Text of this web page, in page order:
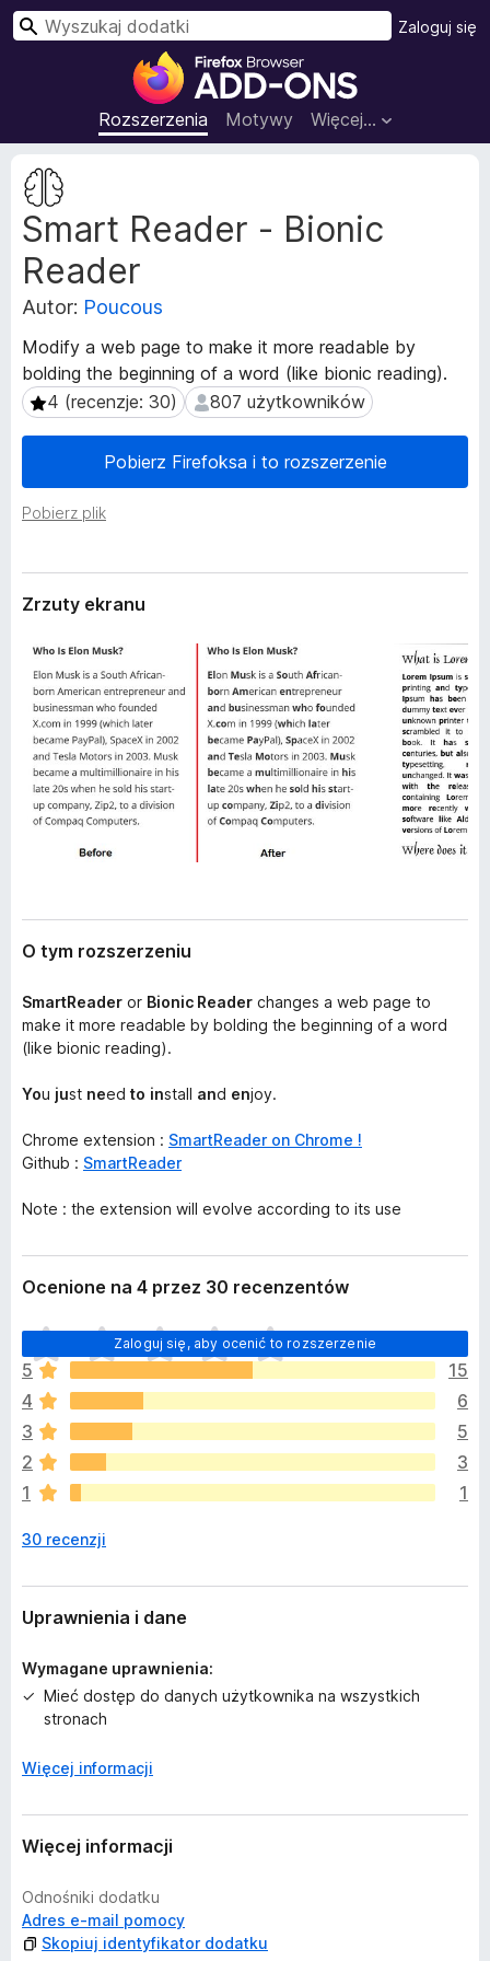
D
o
d
a
i
z
e
g
l
ą
d
i
r
e
f
o
x
Rozszerzenia Motywy Więcej…
Zaloguj się
W
Smart Reader - Bionic
Reader
Autor: Poucous
Modify a web page to make it more readable by
bolding the beginning of a word (like bionic reading).
4 (recenzje: 30)
4 (recenzje: 30) 807 użytkowników
807 użytkowników
Pobierz Firefoksa i to rozszerzenie
Pobierz plik
M
e
t
a
d
a
n
e
r
o
z
z
a
Zrzuty ekranu
O tym rozszerzeniu
SmartReader or Bionic Reader changes a web page to
make it more readable by bolding the beginning of a word
(like bionic reading).
You just need to install and enjoy.
Chrome extension : SmartReader on Chrome !
Github : SmartReader
Note : the extension will evolve according to its use
Ocenione na 4 przez 30 recenzentów
Zaloguj się, aby ocenić to rozszerzenie
N
i
e
m
a
e
s
c
e
o
e
5
15
4
6
3
5
2
3
1
1
30 recenzji
Uprawnienia i dane
Wymagane uprawnienia:
Mieć dostęp do danych użytkownika na wszystkich
stronach
Więcej informacji
Więcej informacji
Odnośniki dodatku
Adres e-mail pomocy
Skopiuj identyfikator dodatku